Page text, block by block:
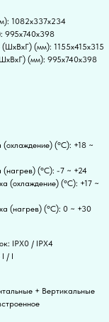
1082x337x234
995x740x398
(ШxВxГ) (мм): 1155x415x315
(мм): 995x740x398
(°C): +18 ~
(нагрев) (°C): -7 ~ +24
(охлаждение) (°C): +17 ~
(нагрев) (°C): 0 ~ +30
IPX0 / IPX4
I / I
+ Вертикальные